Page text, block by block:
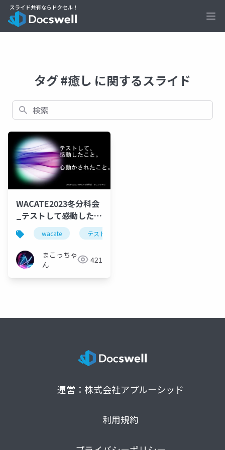
タグ #癒し に関するスライド
検索
WACATE2023冬分科会
_テストして感動したこ
と
wacate テスト
まこっちゃ
ん
421
運営：株式会社アプルーシッド
利用規約